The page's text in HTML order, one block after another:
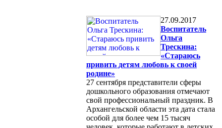
27.09.2017
Воспитатель
Ольга
Трескина:
«Стараюсь
привить детям любовь к своей
родине»
27 сентября представители сферы
дошкольного образования отмечают
свой профессиональный праздник. В
Архангельской области эта дата стала
особой для более чем 15 тысяч